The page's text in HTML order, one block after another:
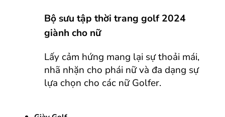
Bộ sưu tập thời trang golf 2024
giành cho nữ
Lấy cảm hứng mang lại sự thoải mái,
nhã nhặn cho phái nữ và đa dạng sự
lựa chọn cho các nữ Golfer.